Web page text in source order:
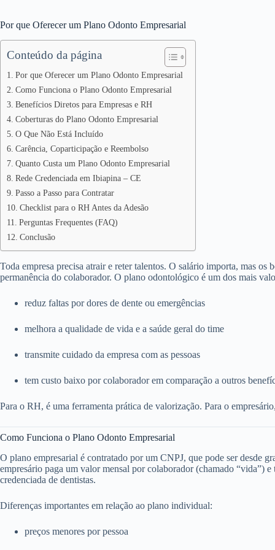
Por que Oferecer um Plano Odonto Empresarial
Conteúdo da página
Por que Oferecer um Plano Odonto Empresarial
Como Funciona o Plano Odonto Empresarial
Benefícios Diretos para Empresas e RH
Coberturas do Plano Odonto Empresarial
O Que Não Está Incluído
Carência, Coparticipação e Reembolso
Quanto Custa um Plano Odonto Empresarial
Rede Credenciada em Ibiapina – CE
Passo a Passo para Contratar
Checklist para o RH Antes da Adesão
Perguntas Frequentes (FAQ)
Conclusão
Toda empresa precisa atrair e reter talentos. O salário importa, mas os
permanência do colaborador. O plano odontológico é um dos mais
reduz faltas por dores de dente ou emergências
melhora a qualidade de vida e a saúde geral do time
transmite cuidado da empresa com as pessoas
tem custo baixo por colaborador em comparação a outros
Para o RH, é uma ferramenta prática de valorização. Para o
Como Funciona o Plano Odonto Empresarial
O plano empresarial é contratado por um CNPJ, que pode ser desde
empresário paga um valor mensal por colaborador (chamado “vida”)
credenciada de dentistas.
Diferenças importantes em relação ao plano individual:
preços menores por pessoa